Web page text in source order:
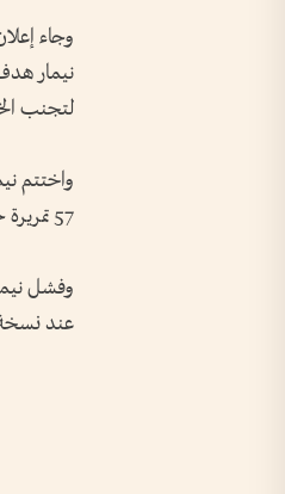
وجاء
نيمار
لتجنب
57 تمريرة حاسمة، ليصل إلى 137 مساهمة تهديفية، ويغادر المنتخب بوصفه أحد أبرز لاعبيه عبر التاريخ.
وفشل
عند نسخة 2026، بعد خروج مبكر من دور الـ 16 أمام المنتخب